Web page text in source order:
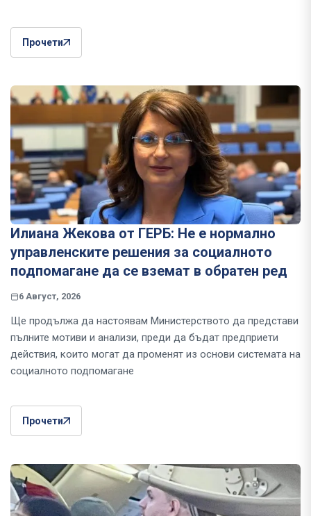
Прочети
Илиана Жекова от ГЕРБ: Не е нормално
управленските решения за социалното
подпомагане да се вземат в обратен ред
6 Август, 2026
Ще продължа да настоявам Министерството да представи
пълните мотиви и анализи, преди да бъдат предприети
действия, които могат да променят из основи системата на
социалното подпомагане
Прочети